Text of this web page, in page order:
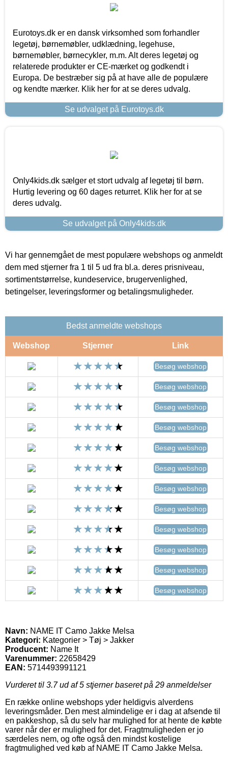
Eurotoys.dk er en dansk virksomhed som forhandler
legetøj, børnemøbler, udklædning, legehuse,
børnemøbler, børnecykler, m.m. Alt deres legetøj og
relaterede produkter er CE-mærket og godkendt i
Europa. De bestræber sig på at have alle de populære
og kendte mærker. Klik her for at se deres udvalg.
Se udvalget på Eurotoys.dk
Only4kids.dk sælger et stort udvalg af legetøj til børn.
Hurtig levering og 60 dages returret. Klik her for at se
deres udvalg.
Se udvalget på Only4kids.dk
Vi har gennemgået de mest populære webshops og anmeldt
dem med stjerner fra 1 til 5 ud fra bl.a. deres prisniveau,
sortimentstørrelse, kundeservice, brugervenlighed,
betingelser, leveringsformer og betalingsmuligheder.
Bedst anmeldte webshops
Webshop Stjerner Link
Besøg webshop
Besøg webshop
Besøg webshop
Besøg webshop
Besøg webshop
Besøg webshop
Besøg webshop
Besøg webshop
Besøg webshop
Besøg webshop
Besøg webshop
Besøg webshop
Navn: NAME IT Camo Jakke Melsa
Kategori: Kategorier > Tøj > Jakker
Producent: Name It
Varenummer: 22658429
EAN: 5714493991121
Vurderet til 3.7ud af 5 stjerner baseret på 29 anmeldelser
En række online webshops yder heldigvis alverdens
leveringsmåder. Den mest almindelige er i dag at afsende til
en pakkeshop, så du selv har mulighed for at hente de købte
varer når der er mulighed for det. Fragtmuligheden er jo
særdeles nem, og ofte også den mindst kostelige
fragtmulighed ved køb af NAME IT Camo Jakke Melsa.